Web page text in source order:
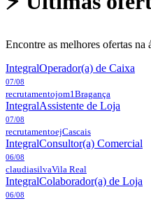
Encontre as melhores ofertas na
IntegralOperador(a) de Caixa
07/08
recrutamentojom1Bragança
IntegralAssistente de Loja
07/08
recrutamentoejCascais
IntegralConsultor(a) Comercial
06/08
claudiasilvaVila Real
IntegralColaborador(a) de Loja
06/08